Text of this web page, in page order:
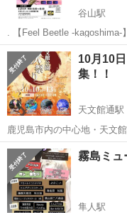
谷山駅
. 【Feel Beetle -kagoshima-】 クワカブ即売会イベント開催します
⚫︎場所.日時:11月24日(月・
児島市卸本町６−１２ オロ
鹿児島 鹿児島市 谷山
10月10
集！！
天文館通駅
鹿児島市内の中心地・天文館公園に
テントでの出店者募集！！ 出店料は、出店料は1日 アルコール販売
鹿児島 鹿児島市
霧島ミュ
隼人駅